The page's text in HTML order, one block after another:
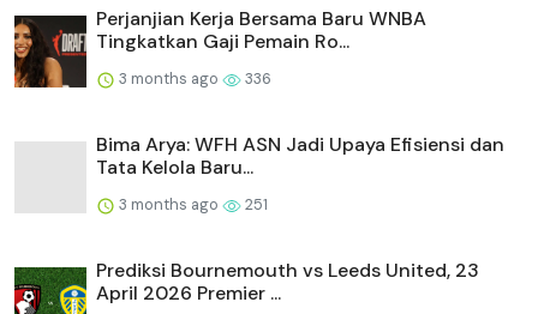
Perjanjian Kerja Bersama Baru WNBA
Tingkatkan Gaji Pemain Ro...
3 months ago 336
Bima Arya: WFH ASN Jadi Upaya Efisiensi dan
Tata Kelola Baru...
3 months ago 251
Prediksi Bournemouth vs Leeds United, 23
April 2026 Premier ...